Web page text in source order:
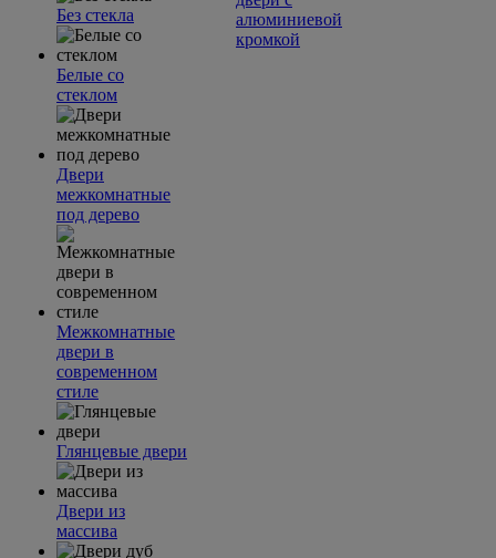
Без стекла
Белые со
стеклом
Двери
межкомнатные
под дерево
Межкомнатные
двери в
современном
стиле
Глянцевые двери
Двери из
массива
алюминиевой
кромкой